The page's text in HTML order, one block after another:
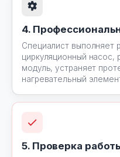
4.
Специалист выполняет
циркуляционный насос,
модуль, устраняет
нагревательный
5. Проверка